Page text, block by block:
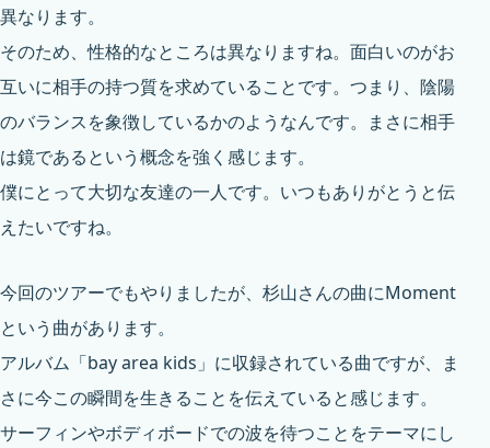
異なります。
そのため、性格的なところは異なりますね。面白いのがお
互いに相手の持つ質を求めていることです。つまり、陰陽
のバランスを象徴しているかのようなんです。まさに相手
は鏡であるという概念を強く感じます。
僕にとって大切な友達の一人です。いつもありがとうと伝
えたいですね。
今回のツアーでもやりましたが、杉山さんの曲にMoment
という曲があります。
アルバム「bay area kids 」に収録されている曲ですが、ま
さに今この瞬間を生きることを伝えていると感じます。
サーフィンやボディボードでの波を待つことをテーマにし